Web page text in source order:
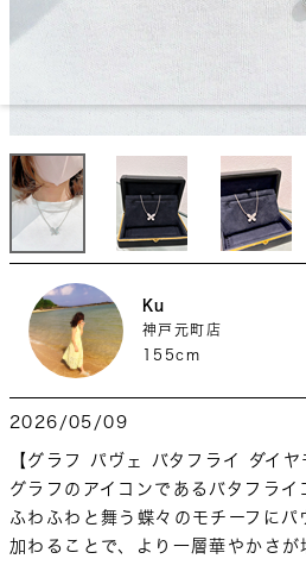
Ku
神戸元町店
155cm
2026/05/09
【グラフ パヴェ バタフライ ダイ
グラフのアイコンであるバタフライ
ふわふわと舞う蝶々のモチーフに
加わることで、より一層華やかさ